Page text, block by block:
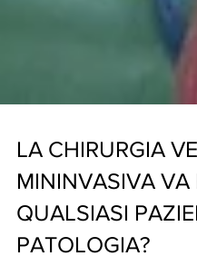
LA CHIRURGIA
MININVASIVA VA
QUALSIASI